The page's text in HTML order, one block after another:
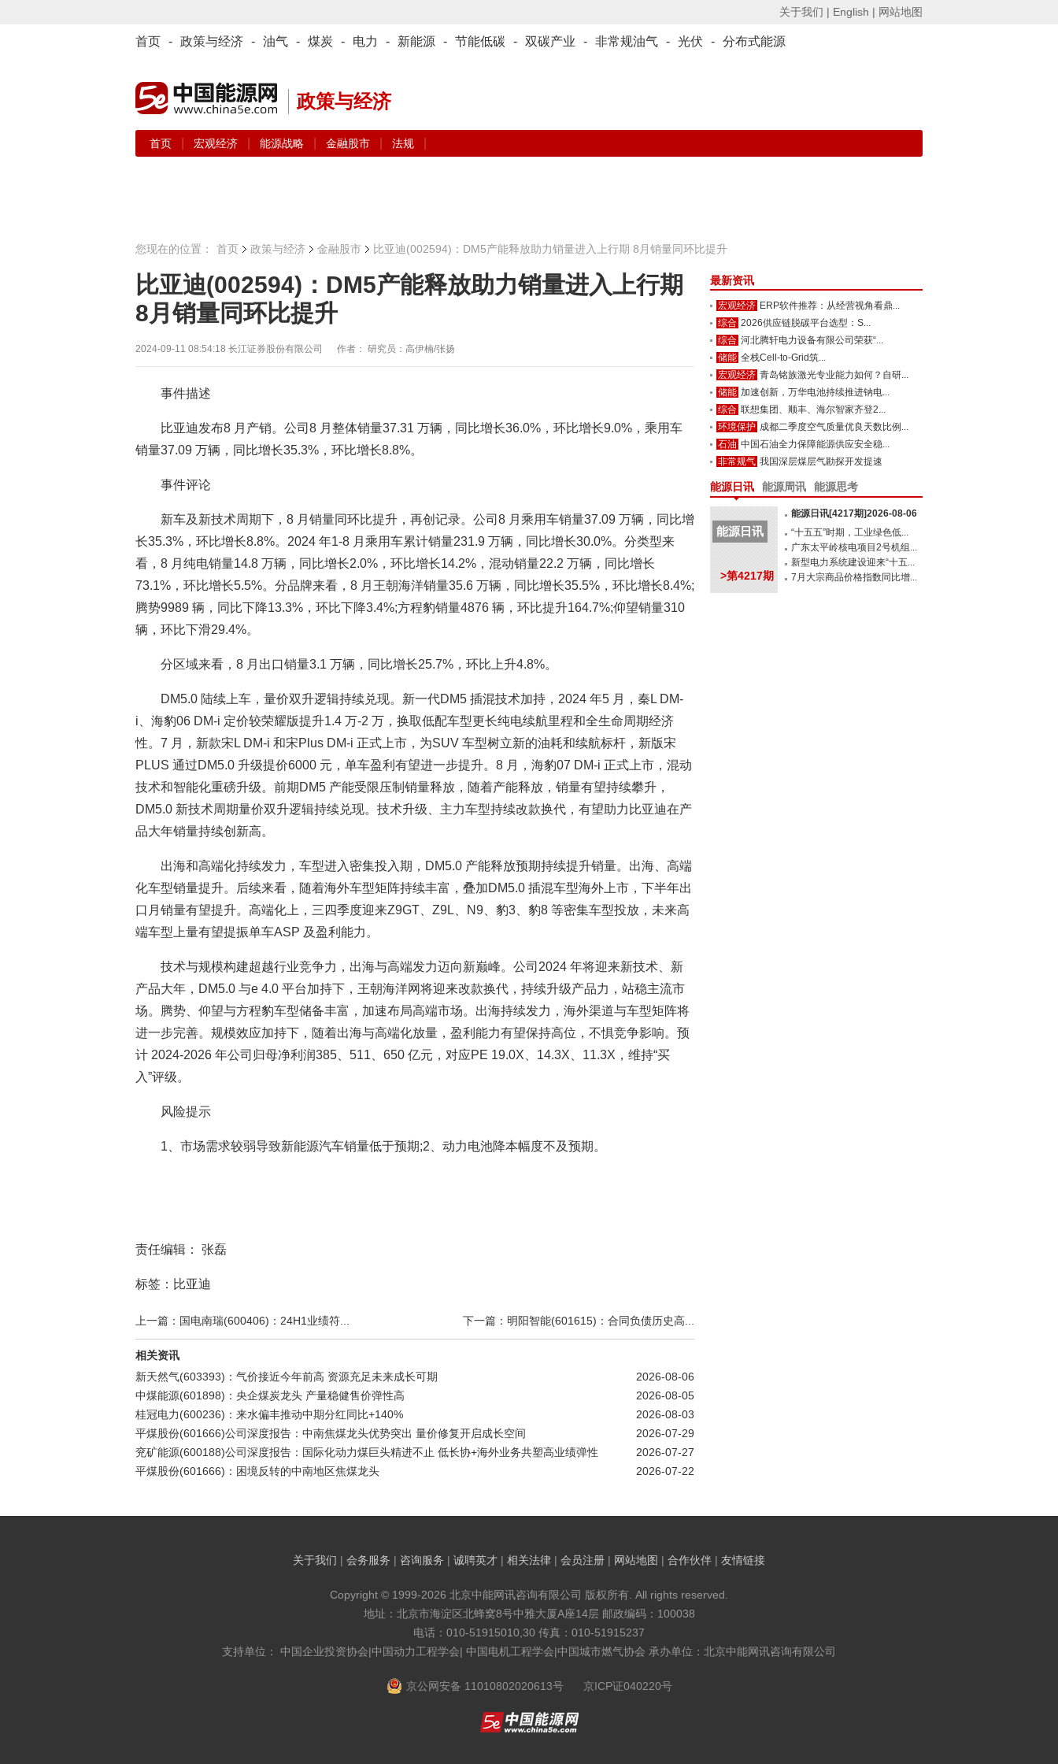
关于我们 | English | 网站地图
首页 - 政策与经济 - 油气 - 煤炭 - 电力 - 新能源 - 节能低碳 - 双碳产业 - 非常规油气 - 光伏 - 分布式能源
政策与经济
首页 宏观经济 能源战略 金融股市 法规
您现在的位置： 首页 政策与经济 金融股市 比亚迪(002594)：DM5产能释放助力销量进入上行期 8月销量同环比提升
比亚迪(002594)：DM5产能释放助力销量进入上行期
8月销量同环比提升
2024-09-11 08:54:18 长江证券股份有限公司 作者： 研究员：高伊楠/张扬
事件描述
比亚迪发布8 月产销。公司8 月整体销量37.31 万辆，同比增长36.0%，环比增长9.0%，乘用车
销量37.09 万辆，同比增长35.3%，环比增长8.8%。
事件评论
新车及新技术周期下，8 月销量同环比提升，再创记录。公司8 月乘用车销量37.09 万辆，同比增
长35.3%，环比增长8.8%。2024 年1-8 月乘用车累计销量231.9 万辆，同比增长30.0%。分类型来
看，8 月纯电销量14.8 万辆，同比增长2.0%，环比增长14.2%，混动销量22.2 万辆，同比增长
73.1%，环比增长5.5%。分品牌来看，8 月王朝海洋销量35.6 万辆，同比增长35.5%，环比增长8.4%;
腾势9989 辆，同比下降13.3%，环比下降3.4%;方程豹销量4876 辆，环比提升164.7%;仰望销量310
辆，环比下滑29.4%。
分区域来看，8 月出口销量3.1 万辆，同比增长25.7%，环比上升4.8%。
DM5.0 陆续上车，量价双升逻辑持续兑现。新一代DM5 插混技术加持，2024 年5 月，秦L DM-
i、海豹06 DM-i 定价较荣耀版提升1.4 万-2 万，换取低配车型更长纯电续航里程和全生命周期经济
性。7 月，新款宋L DM-i 和宋Plus DM-i 正式上市，为SUV 车型树立新的油耗和续航标杆，新版宋
PLUS 通过DM5.0 升级提价6000 元，单车盈利有望进一步提升。8 月，海豹07 DM-i 正式上市，混动
技术和智能化重磅升级。前期DM5 产能受限压制销量释放，随着产能释放，销量有望持续攀升，
DM5.0 新技术周期量价双升逻辑持续兑现。技术升级、主力车型持续改款换代，有望助力比亚迪在产
品大年销量持续创新高。
出海和高端化持续发力，车型进入密集投入期，DM5.0 产能释放预期持续提升销量。出海、高端
化车型销量提升。后续来看，随着海外车型矩阵持续丰富，叠加DM5.0 插混车型海外上市，下半年出
口月销量有望提升。高端化上，三四季度迎来Z9GT、Z9L、N9、豹3、豹8 等密集车型投放，未来高
端车型上量有望提振单车ASP 及盈利能力。
技术与规模构建超越行业竞争力，出海与高端发力迈向新巅峰。公司2024 年将迎来新技术、新
产品大年，DM5.0 与e 4.0 平台加持下，王朝海洋网将迎来改款换代，持续升级产品力，站稳主流市
场。腾势、仰望与方程豹车型储备丰富，加速布局高端市场。出海持续发力，海外渠道与车型矩阵将
进一步完善。规模效应加持下，随着出海与高端化放量，盈利能力有望保持高位，不惧竞争影响。预
计 2024-2026 年公司归母净利润385、511、650 亿元，对应PE 19.0X、14.3X、11.3X，维持“买
入”评级。
风险提示
1、市场需求较弱导致新能源汽车销量低于预期;2、动力电池降本幅度不及预期。
责任编辑： 张磊
标签：比亚迪
上一篇：国电南瑞(600406)：24H1业绩符... 下一篇：明阳智能(601615)：合同负债历史高...
相关资讯
2026-08-06
新天然气(603393)：气价接近今年前高 资源充足未来成长可期
2026-08-05
中煤能源(601898)：央企煤炭龙头 产量稳健售价弹性高
2026-08-03
桂冠电力(600236)：来水偏丰推动中期分红同比+140%
2026-07-29
平煤股份(601666)公司深度报告：中南焦煤龙头优势突出 量价修复开启成长空间
2026-07-27
兖矿能源(600188)公司深度报告：国际化动力煤巨头精进不止 低长协+海外业务共塑高业绩弹性
2026-07-22
平煤股份(601666)：困境反转的中南地区焦煤龙头
最新资讯
宏观经济 ERP软件推荐：从经营视角看鼎...
综合 2026供应链脱碳平台选型：S...
综合 河北腾轩电力设备有限公司荣获“...
储能 全栈Cell-to-Grid筑...
宏观经济 青岛铭族激光专业能力如何？自研...
储能 加速创新，万华电池持续推进钠电...
综合 联想集团、顺丰、海尔智家齐登2...
环境保护 成都二季度空气质量优良天数比例...
石油 中国石油全力保障能源供应安全稳...
非常规气 我国深层煤层气勘探开发提速
能源日讯 能源周讯 能源思考
能源日讯
>第4217期
能源日讯[4217期]2026-08-06
“十五五”时期，工业绿色低...
广东太平岭核电项目2号机组...
新型电力系统建设迎来“十五...
7月大宗商品价格指数同比增...
关于我们 | 会务服务 | 咨询服务 | 诚聘英才 | 相关法律 | 会员注册 | 网站地图 | 合作伙伴 | 友情链接
Copyright © 1999-2026 北京中能网讯咨询有限公司 版权所有. All rights reserved.
地址：北京市海淀区北蜂窝8号中雅大厦A座14层 邮政编码：100038
电话：010-51915010,30 传真：010-51915237
支持单位： 中国企业投资协会|中国动力工程学会| 中国电机工程学会|中国城市燃气协会 承办单位：北京中能网讯咨询有限公司
京公网安备 11010802020613号 京ICP证040220号